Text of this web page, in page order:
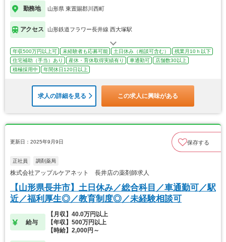
勤務地 山形県 東置賜郡川西町
アクセス 山形鉄道フラワー長井線 西大塚駅
年収500万円以上可 未経験者も応募可能 土日休み（相談可含む）
残業月10ｈ以下
住宅補助（手当）あり
産休・育休取得実績有り 車通勤可
店舗数30以上
積極採用中
年間休日120日以上
求人の詳細を見る この求人に興味がある
更新日：2025年9月9日 保存する
正社員 調剤薬局
株式会社アップルケアネット 長井店の薬剤師求人
【山形県長井市】土日休み／総合科目／車通勤可／駅
近／福利厚生◎／教育制度◎／未経験相談可
給与
【月収】40.0万円以上
【年収】500万円以上
【時給】2,000円～